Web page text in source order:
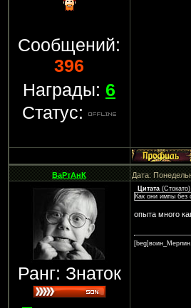
Сообщений:
396
Награды: 6
Статус:
ВаРтАнК Дата:
Ранг: Знаток
Цитата(Стокато)
Как они импы без
опыта много